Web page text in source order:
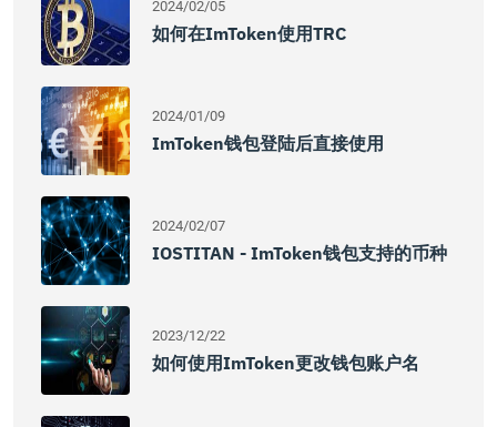
2024/02/05
如何在imToken使用TRC
2024/01/09
ImToken钱包登陆后直接使用
2024/02/07
IOSTITAN - ImToken钱包支持的币种
2023/12/22
如何使用imToken更改钱包账户名